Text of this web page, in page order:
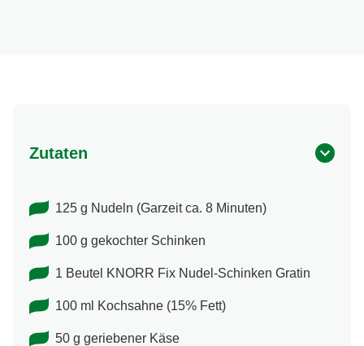
Zutaten
125 g Nudeln (Garzeit ca. 8 Minuten)
100 g gekochter Schinken
1 Beutel KNORR Fix Nudel-Schinken Gratin
100 ml Kochsahne (15% Fett)
50 g geriebener Käse